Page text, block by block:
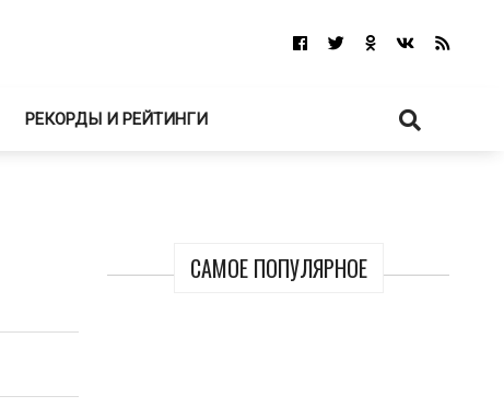
РЕКОРДЫ И РЕЙТИНГИ
САМОЕ ПОПУЛЯРНОЕ